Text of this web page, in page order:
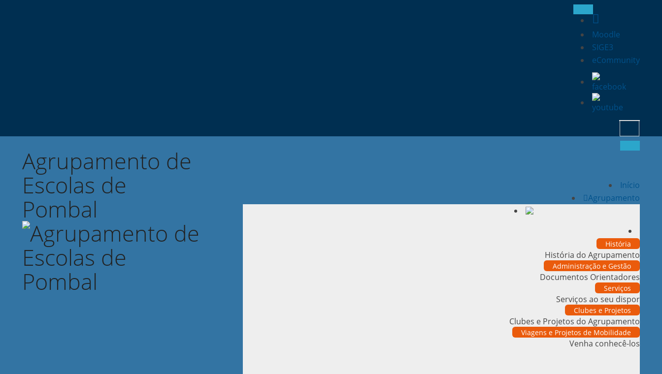
Moodle
SIGE3
eCommunity
for:
Agrupamento de
Escolas de
Pombal
Início
Agrupamento
História
História do Agrupamento
Administração e Gestão
Documentos Orientadores
Serviços
Serviços ao seu dispor
Clubes e Projetos
Clubes e Projetos do Agrupamento
Viagens e Projetos de Mobilidade
Venha conhecê-los